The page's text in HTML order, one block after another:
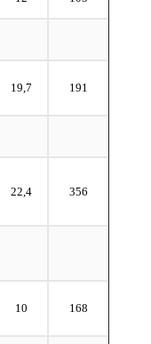
19,7 191
22,4 356
10 168